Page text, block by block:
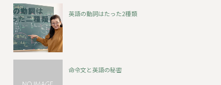
英語の動詞はたった2種類
命令文と英語の秘密